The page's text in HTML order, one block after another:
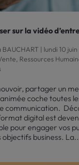
sur la vidéo
| lundi 10
, Ressources
partager un
coche toutes
communication.
digital est
pour engager vos
business.